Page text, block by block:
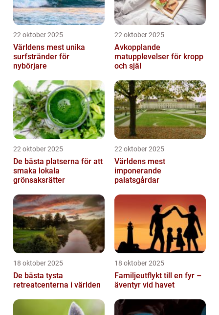
22 oktober 2025
Världens mest unika
surfstränder för
nybörjare
22 oktober 2025
Avkopplande
matupplevelser för kropp
och själ
22 oktober 2025
De bästa platserna för att
smaka lokala
grönsaksrätter
22 oktober 2025
Världens mest
imponerande
palatsgårdar
18 oktober 2025
De bästa tysta
retreatcenterna i världen
18 oktober 2025
Familjeutflykt till en fyr –
äventyr vid havet